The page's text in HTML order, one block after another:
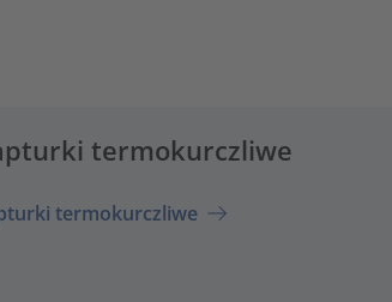
termokurczliwe
termokurczliwe